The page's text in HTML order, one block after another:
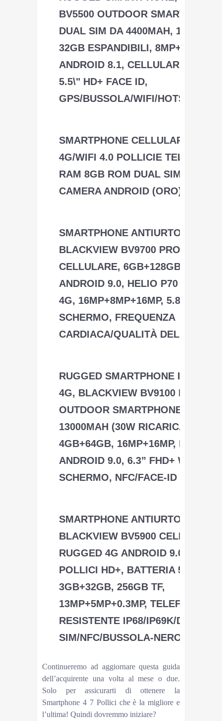
BV5500 OUTDOOR
DUAL SIM DA 4400MAH, 16GB +
32GB ESPANDIBILI, 8MP+2MP,
ANDROID 8.1, CELLULARE
5.5\" HD+ FACE ID,
GPS/BUSSOLA/WIFI/
SMARTPHONE CELLULARI
4G/WIFI 4.0 POLLICIE TELEFONO
RAM 8GB ROM DUAL SIM DUAL
CAMERA ANDROID (ORO)
SMARTPHONE ANTIURTO,
BLACKVIEW BV9700 PRO
CELLULARE, 6GB+128GB, SD
ANDROID 9.0, HELIO P70 DUAL
4G, 16MP+8MP+16MP, 5.84” FHD+
SCHERMO, FREQUENZA
CARDIACA/QUALITÀ DELL\'ARIA/
RUGGED SMARTPHONE IN
4G, BLACKVIEW BV9100 IP69K
OUTDOOR SMARTPHONE
13000MAH (30W RICARICA
4GB+64GB, 16MP+16MP, DUAL
ANDROID 9.0, 6.3” FHD+
SCHERMO, NFC/FACE-ID
SMARTPHONE ANTIURTO,
BLACKVIEW BV5900 CELLULARE
RUGGED 4G ANDROID 9.0, 5.7
POLLICI HD+, BATTERIA
3GB+32GB, 256GB TF,
13MP+5MP+0.3MP, TELEFONO
RESISTENTE IP68/IP69K/DUAL
SIM/NFC/BUSSOLA-NERO
Continueremo ad aggiornare questa guida
dell’acquirente una volta al mese o due.
Solo per assicurarti di ottenere la
Smartphone 4 7 Pollici che è la migliore e
l’ultima! Quindi dovremmo iniziare?